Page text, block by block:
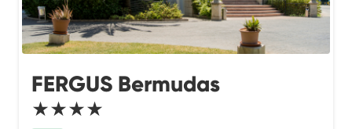
FERGUS Bermudas
★★★★